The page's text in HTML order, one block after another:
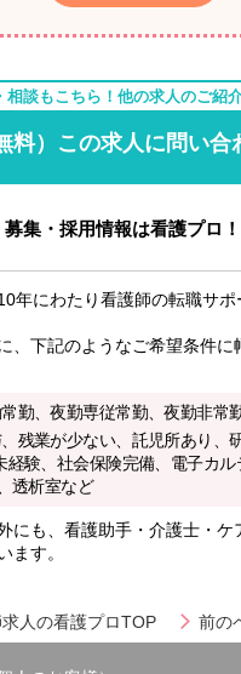
相談もこちら！他の求人のご紹
料）この求人に問い合
集・採用情報は看護プロ！
年にわたり看護師の転職サポ
、下記のようなご希望条件に
勤、夜勤専従常勤、夜勤非常
残業が少ない、託児所あり、
経験、社会保険完備、電子カ
透析室など
にも、看護助手・介護士・ケ
ます。
人の看護プロTOP 前の